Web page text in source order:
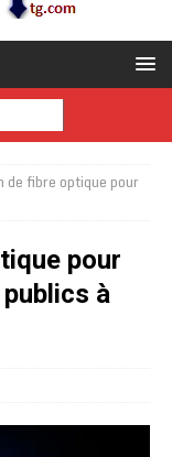
de fibre optique pour
pour
à